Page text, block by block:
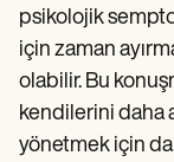
psikolojik
için zaman
olabilir. Bu
kendilerini daha
yönetmek için